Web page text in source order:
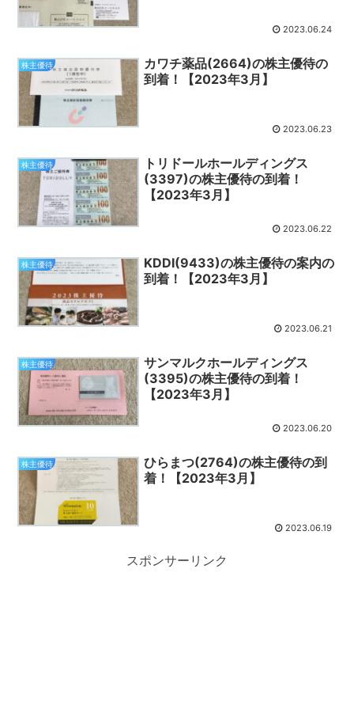
2023.06.24
株主優待
カワチ薬品(2664)の株主優待の
到着！【2023年3月】
2023.06.23
株主優待
トリドールホールディングス
(3397)の株主優待の到着！
【2023年3月】
2023.06.22
株主優待
KDDI(9433)の株主優待の案内の
到着！【2023年3月】
2023.06.21
株主優待
サンマルクホールディングス
(3395)の株主優待の到着！
【2023年3月】
2023.06.20
株主優待
ひらまつ(2764)の株主優待の到
着！【2023年3月】
2023.06.19
スポンサーリンク